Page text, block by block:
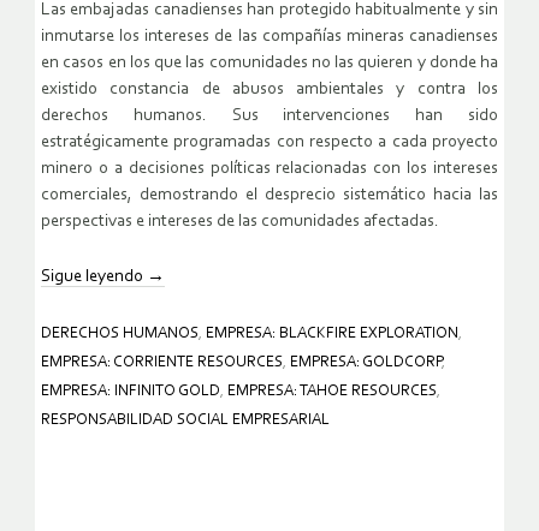
Las embajadas canadienses han protegido habitualmente y sin
inmutarse los intereses de las compañías mineras canadienses
en casos en los que las comunidades no las quieren y donde ha
existido constancia de abusos ambientales y contra los
derechos humanos. Sus intervenciones han sido
estratégicamente programadas con respecto a cada proyecto
minero o a decisiones políticas relacionadas con los intereses
comerciales, demostrando el desprecio sistemático hacia las
perspectivas e intereses de las comunidades afectadas.
Sigue leyendo →
DERECHOS HUMANOS, EMPRESA: BLACKFIRE EXPLORATION ,
EMPRESA: CORRIENTE RESOURCES, EMPRESA: GOLDCORP,
EMPRESA: INFINITO GOLD, EMPRESA: TAHOE RESOURCES,
RESPONSABILIDAD SOCIAL EMPRESARIAL